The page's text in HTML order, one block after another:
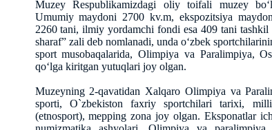
Muzey Respublikamizdagi oliy toifali muzey
Umumiy maydoni 2700 kv.m, ekspozitsiya
2260 tani, ilmiy yordamchi fondi esa 409 tani
sharaf” zali deb nomlanadi, unda o‘zbek
sport musobaqalarida, Olimpiya va Paralimpiya,
qo‘lga kiritgan yutuqlari joy olgan.
Muzeyning 2-qavatidan Xalqaro Olimpiya va
sporti, O`zbekiston faxriy sportchilari tarixi,
(etnosport), mepping zona joy olgan. Eksponatlar